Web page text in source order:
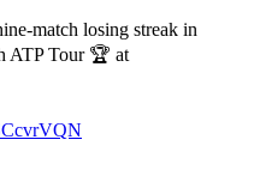
match losing streak in
ATP Tour 🏆 at